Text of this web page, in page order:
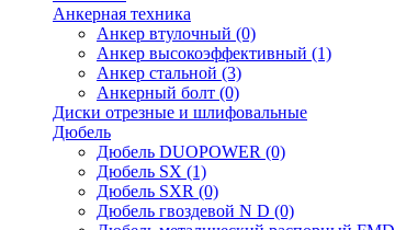
Анкерная техника
Анкер втулочный (0)
Анкер высокоэффективный (1)
Анкер стальной (3)
Анкерный болт (0)
Диски отрезные и шлифовальные
Дюбель
Дюбель DUOPOWER (0)
Дюбель SX (1)
Дюбель SXR (0)
Дюбель гвоздевой N D (0)